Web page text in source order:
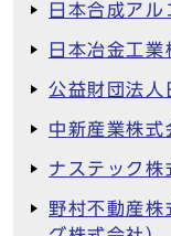
日本合成アル
日本冶金工業
公益財団法人
中新産業株式
ナステック株
野村不動産株